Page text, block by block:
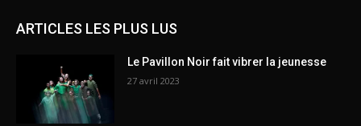
ARTICLES LES PLUS LUS
Le Pavillon Noir fait vibrer la jeunesse
27 avril 2023